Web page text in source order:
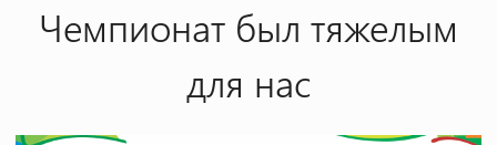
Чемпионат был тяжелым
для нас